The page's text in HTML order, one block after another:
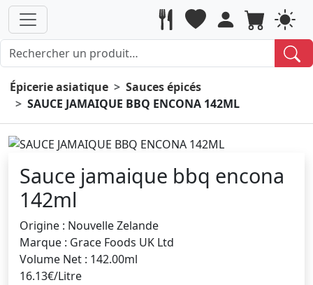
Épicerie asiatique
Sauces épicés
SAUCE JAMAIQUE BBQ ENCONA 142ML
Sauce jamaique bbq encona
142ml
Origine : Nouvelle Zelande
Marque : Grace Foods UK Ltd
Volume Net : 142.00ml
16.13€/Litre